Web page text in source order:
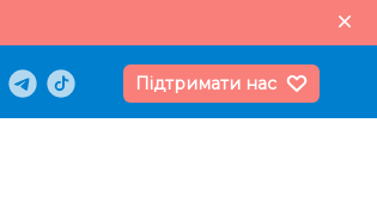
Підтримати нас